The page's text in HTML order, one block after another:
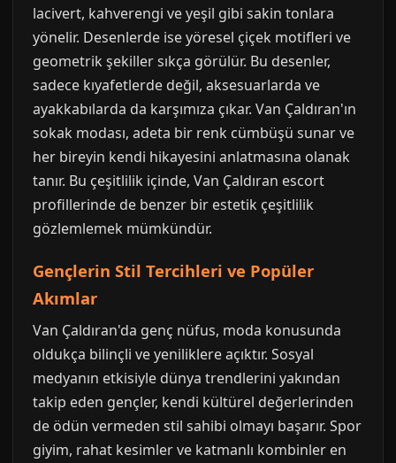
lacivert, kahverengi ve yeşil gibi sakin tonlara
yönelir. Desenlerde ise yöresel çiçek motifleri ve
geometrik şekiller sıkça görülür. Bu desenler,
sadece kıyafetlerde değil, aksesuarlarda ve
ayakkabılarda da karşımıza çıkar. Van Çaldıran'ın
sokak modası, adeta bir renk cümbüşü sunar ve
her bireyin kendi hikayesini anlatmasına olanak
tanır. Bu çeşitlilik içinde, Van Çaldıran escort
profillerinde de benzer bir estetik çeşitlilik
gözlemlemek mümkündür.
Gençlerin Stil Tercihleri ve Popüler
Akımlar
Van Çaldıran'da genç nüfus, moda konusunda
oldukça bilinçli ve yeniliklere açıktır. Sosyal
medyanın etkisiyle dünya trendlerini yakından
takip eden gençler, kendi kültürel değerlerinden
de ödün vermeden stil sahibi olmayı başarır. Spor
giyim, rahat kesimler ve katmanlı kombinler en